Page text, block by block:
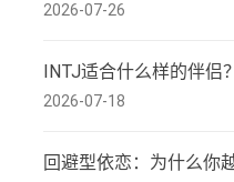
2026-07-26
INTJ适合什么样的伴侣
2026-07-18
回避型依恋：为什么你